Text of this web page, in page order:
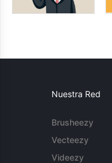
Nuestra Red
Brusheezy
Vecteezy
Videezy